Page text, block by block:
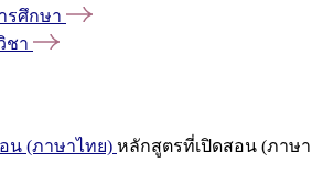
รศึกษา
ชา
น (ภาษาไทย) หลักสูตรที่เปิดสอน (ภาษา